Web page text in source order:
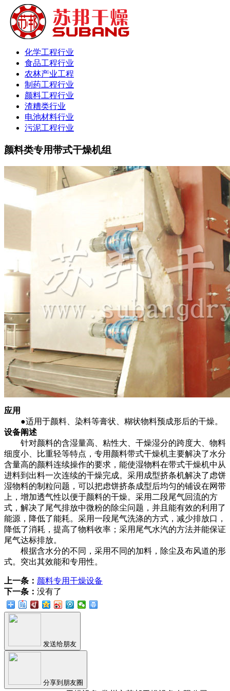
化学工程行业
食品工程行业
农林产业工程
制药工程行业
颜料工程行业
渣糟类行业
电池材料行业
污泥工程行业
颜料类专用带式干燥机组
应用
●适用于颜料、染料等膏状、糊状物料预成形后的干燥。
设备阐述
针对颜料的含湿量高、粘性大、干燥湿分的跨度大、物料
细度小、比重轻等特点，专用颜料带式干燥机主要解决了水分
含量高的颜料连续操作的要求，能使湿物料在带式干燥机中从
进料到出料一次连续的干燥完成。采用成型挤条机解决了虑饼
湿物料的制粒问题，可以把虑饼挤条成型后均匀的铺设在网带
上，增加透气性以便于颜料的干燥。采用二段尾气回流的方
式，解决了尾气排放中微粉的除尘问题，并且能有效的利用了
能源，降低了能耗。采用一段尾气洗涤的方式，减少排放口，
降低了消耗，提高了物料收率；采用尾气水汽的方法并能保证
尾气达标排放。
根据含水分的不同，采用不同的加料，除尘及布风道的形
式。突出其效能和专用性。
上一条： 颜料专用干燥设备
下一条： 没有了
发送给朋友
分享到朋友圈